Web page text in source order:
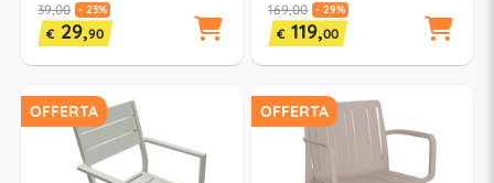
39,00 - 23%
€ 29,90
169,00 - 29%
€ 119,00
OFFERTA OFFERTA